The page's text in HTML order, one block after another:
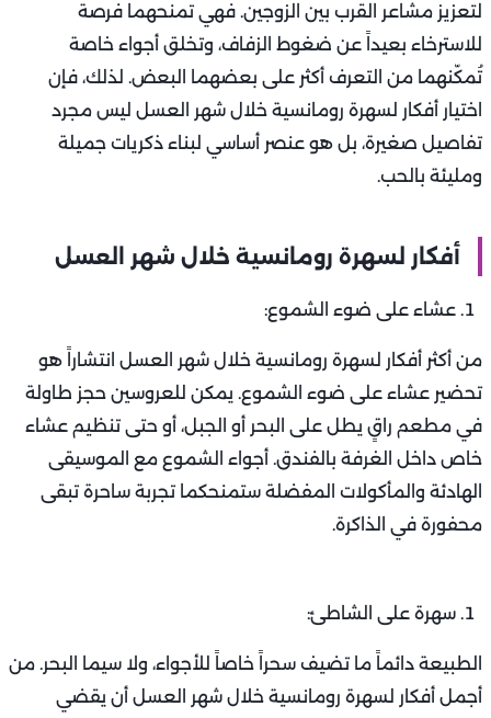
لتعزيز مشاعر القرب بين الزوجين. فهي تمنحهما فرصة
للاسترخاء بعيداً عن ضغوط الزفاف، وتخلق أجواء خاصة
تُمكّنهما من التعرف أكثر على بعضهما البعض. لذلك، فإن
اختيار أفكار لسهرة رومانسية خلال شهر العسل ليس مجرد
تفاصيل صغيرة، بل هو عنصر أساسي لبناء ذكريات جميلة
ومليئة بالحب.
أفكار لسهرة رومانسية خلال شهر العسل
عشاء على ضوء الشموع:
من أكثر أفكار لسهرة رومانسية خلال شهر العسل انتشاراً هو
تحضير عشاء على ضوء الشموع. يمكن للعروسين حجز طاولة
في مطعم راقٍ يطل على البحر أو الجبل، أو حتى تنظيم عشاء
خاص داخل الغرفة بالفندق. أجواء الشموع مع الموسيقى
الهادئة والمأكولات المفضلة ستمنحكما تجربة ساحرة تبقى
محفورة في الذاكرة.
سهرة على الشاطئ:
الطبيعة دائماً ما تضيف سحراً خاصاً للأجواء، ولا سيما البحر. من
أجمل أفكار لسهرة رومانسية خلال شهر العسل أن يقضي